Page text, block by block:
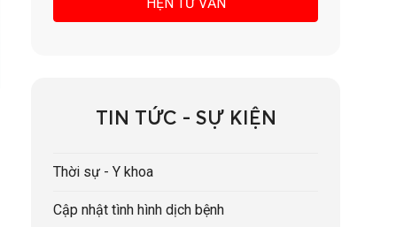
TIN TỨC - SỰ KIỆN
Thời sự - Y khoa
Cập nhật tình hình dịch bệnh